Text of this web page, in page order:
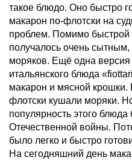
такое блюдо. Оно быстро
макарон по-флотски на
проблем. Помимо быстрой
получалось очень сытным,
моряков. Ещё одна
итальянского блюда
макарон и мясной
флотски кушали моряки.
популярность этого
Отечественной войны.
было легко и быстро
На сегодняшний день